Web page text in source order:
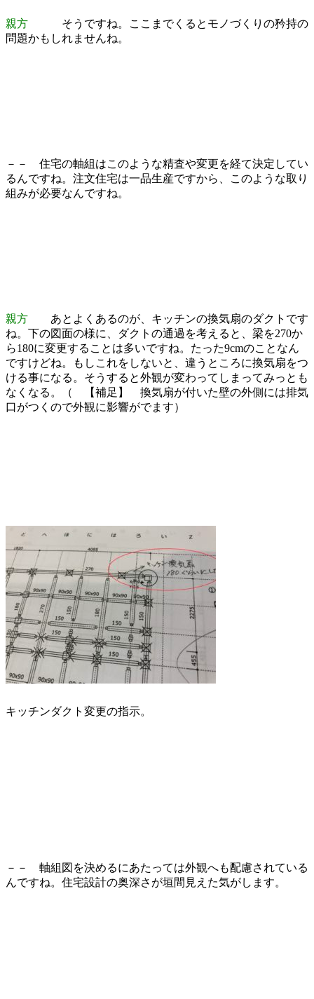
親方
そうですね。ここまでくるとモノづくりの矜持の
問題かもしれませんね。
－－ 住宅の軸組はこのような精査や変更を経て決定してい
るんですね。注文住宅は一品生産ですから、このような取り
組みが必要なんですね。
親方 あとよくあるのが、キッチンの換気扇のダクトです
ね。下の図面の様に、ダクトの通過を考えると、梁を270か
ら180に変更することは多いですね。たった9cmのことなん
ですけどね。もしこれをしないと、違うところに換気扇をつ
ける事になる。そうすると外観が変わってしまってみっとも
なくなる。（ 【補足】 換気扇が付いた壁の外側には排気
口がつくので外観に影響がでます）
キッチンダクト変更の指示。
－－ 軸組図を決めるにあたっては外観へも配慮されている
んですね。住宅設計の奥深さが垣間見えた気がします。